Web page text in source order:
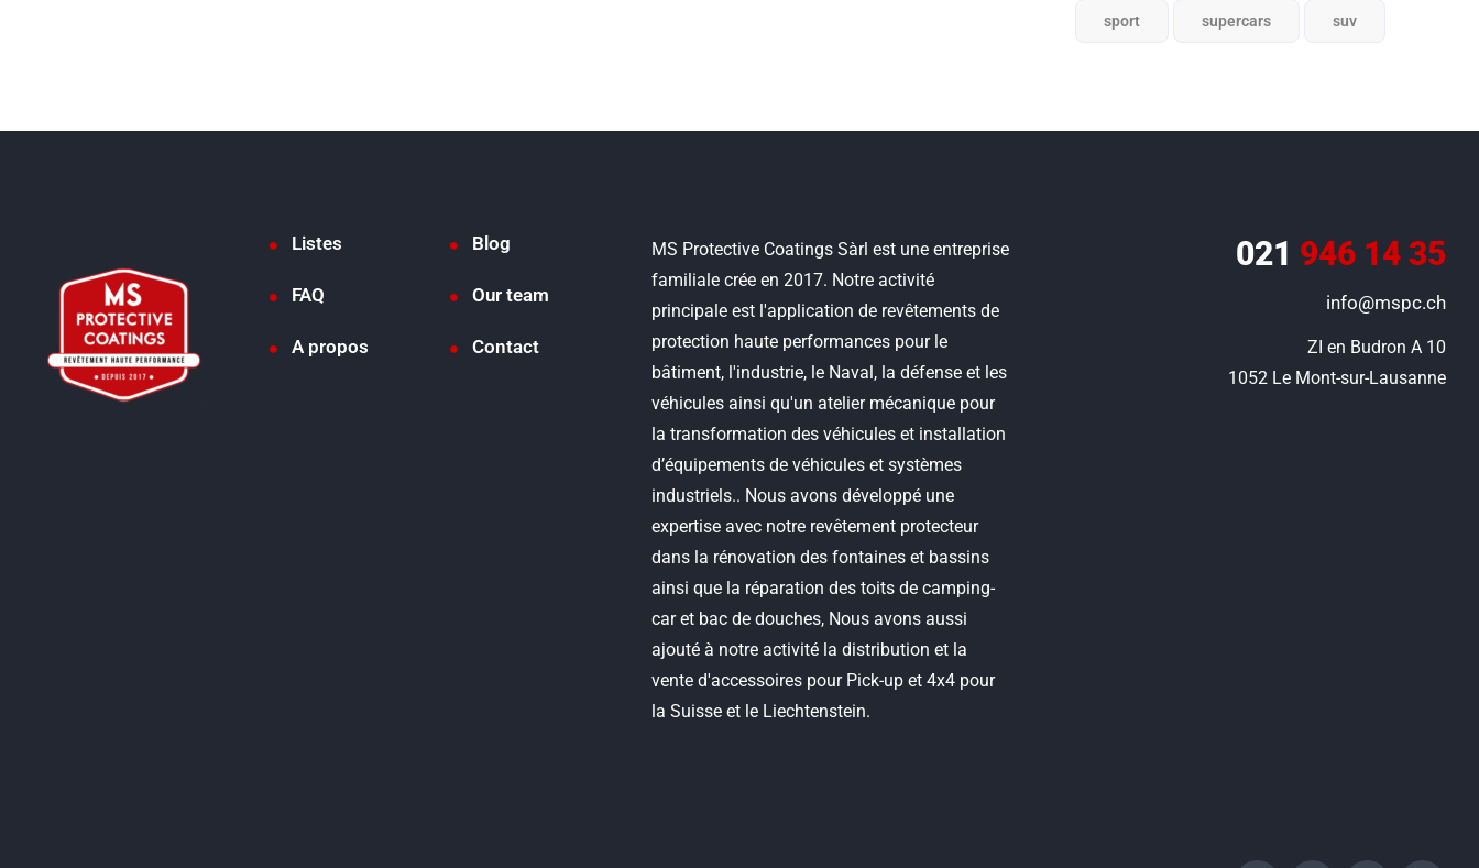
sport supercars suv
Listes Blog
FAQ Our team
A propos Contact
MS Protective Coatings Sàrl est une entreprise
familiale crée en 2017. Notre activité
principale est l'application de revêtements de
protection haute performances pour le
bâtiment, l'industrie, le Naval, la défense et les
véhicules ainsi qu'un atelier mécanique pour
la transformation des véhicules et installation
d’équipements de véhicules et systèmes
industriels.. Nous avons développé une
expertise avec notre revêtement protecteur
dans la rénovation des fontaines et bassins
ainsi que la réparation des toits de camping-
car et bac de douches, Nous avons aussi
ajouté à notre activité la distribution et la
vente d'accessoires pour Pick-up et 4x4 pour
la Suisse et le Liechtenstein.
021 946 14 35
info@mspc.ch
ZI en Budron A 10
1052 Le Mont-sur-Lausanne